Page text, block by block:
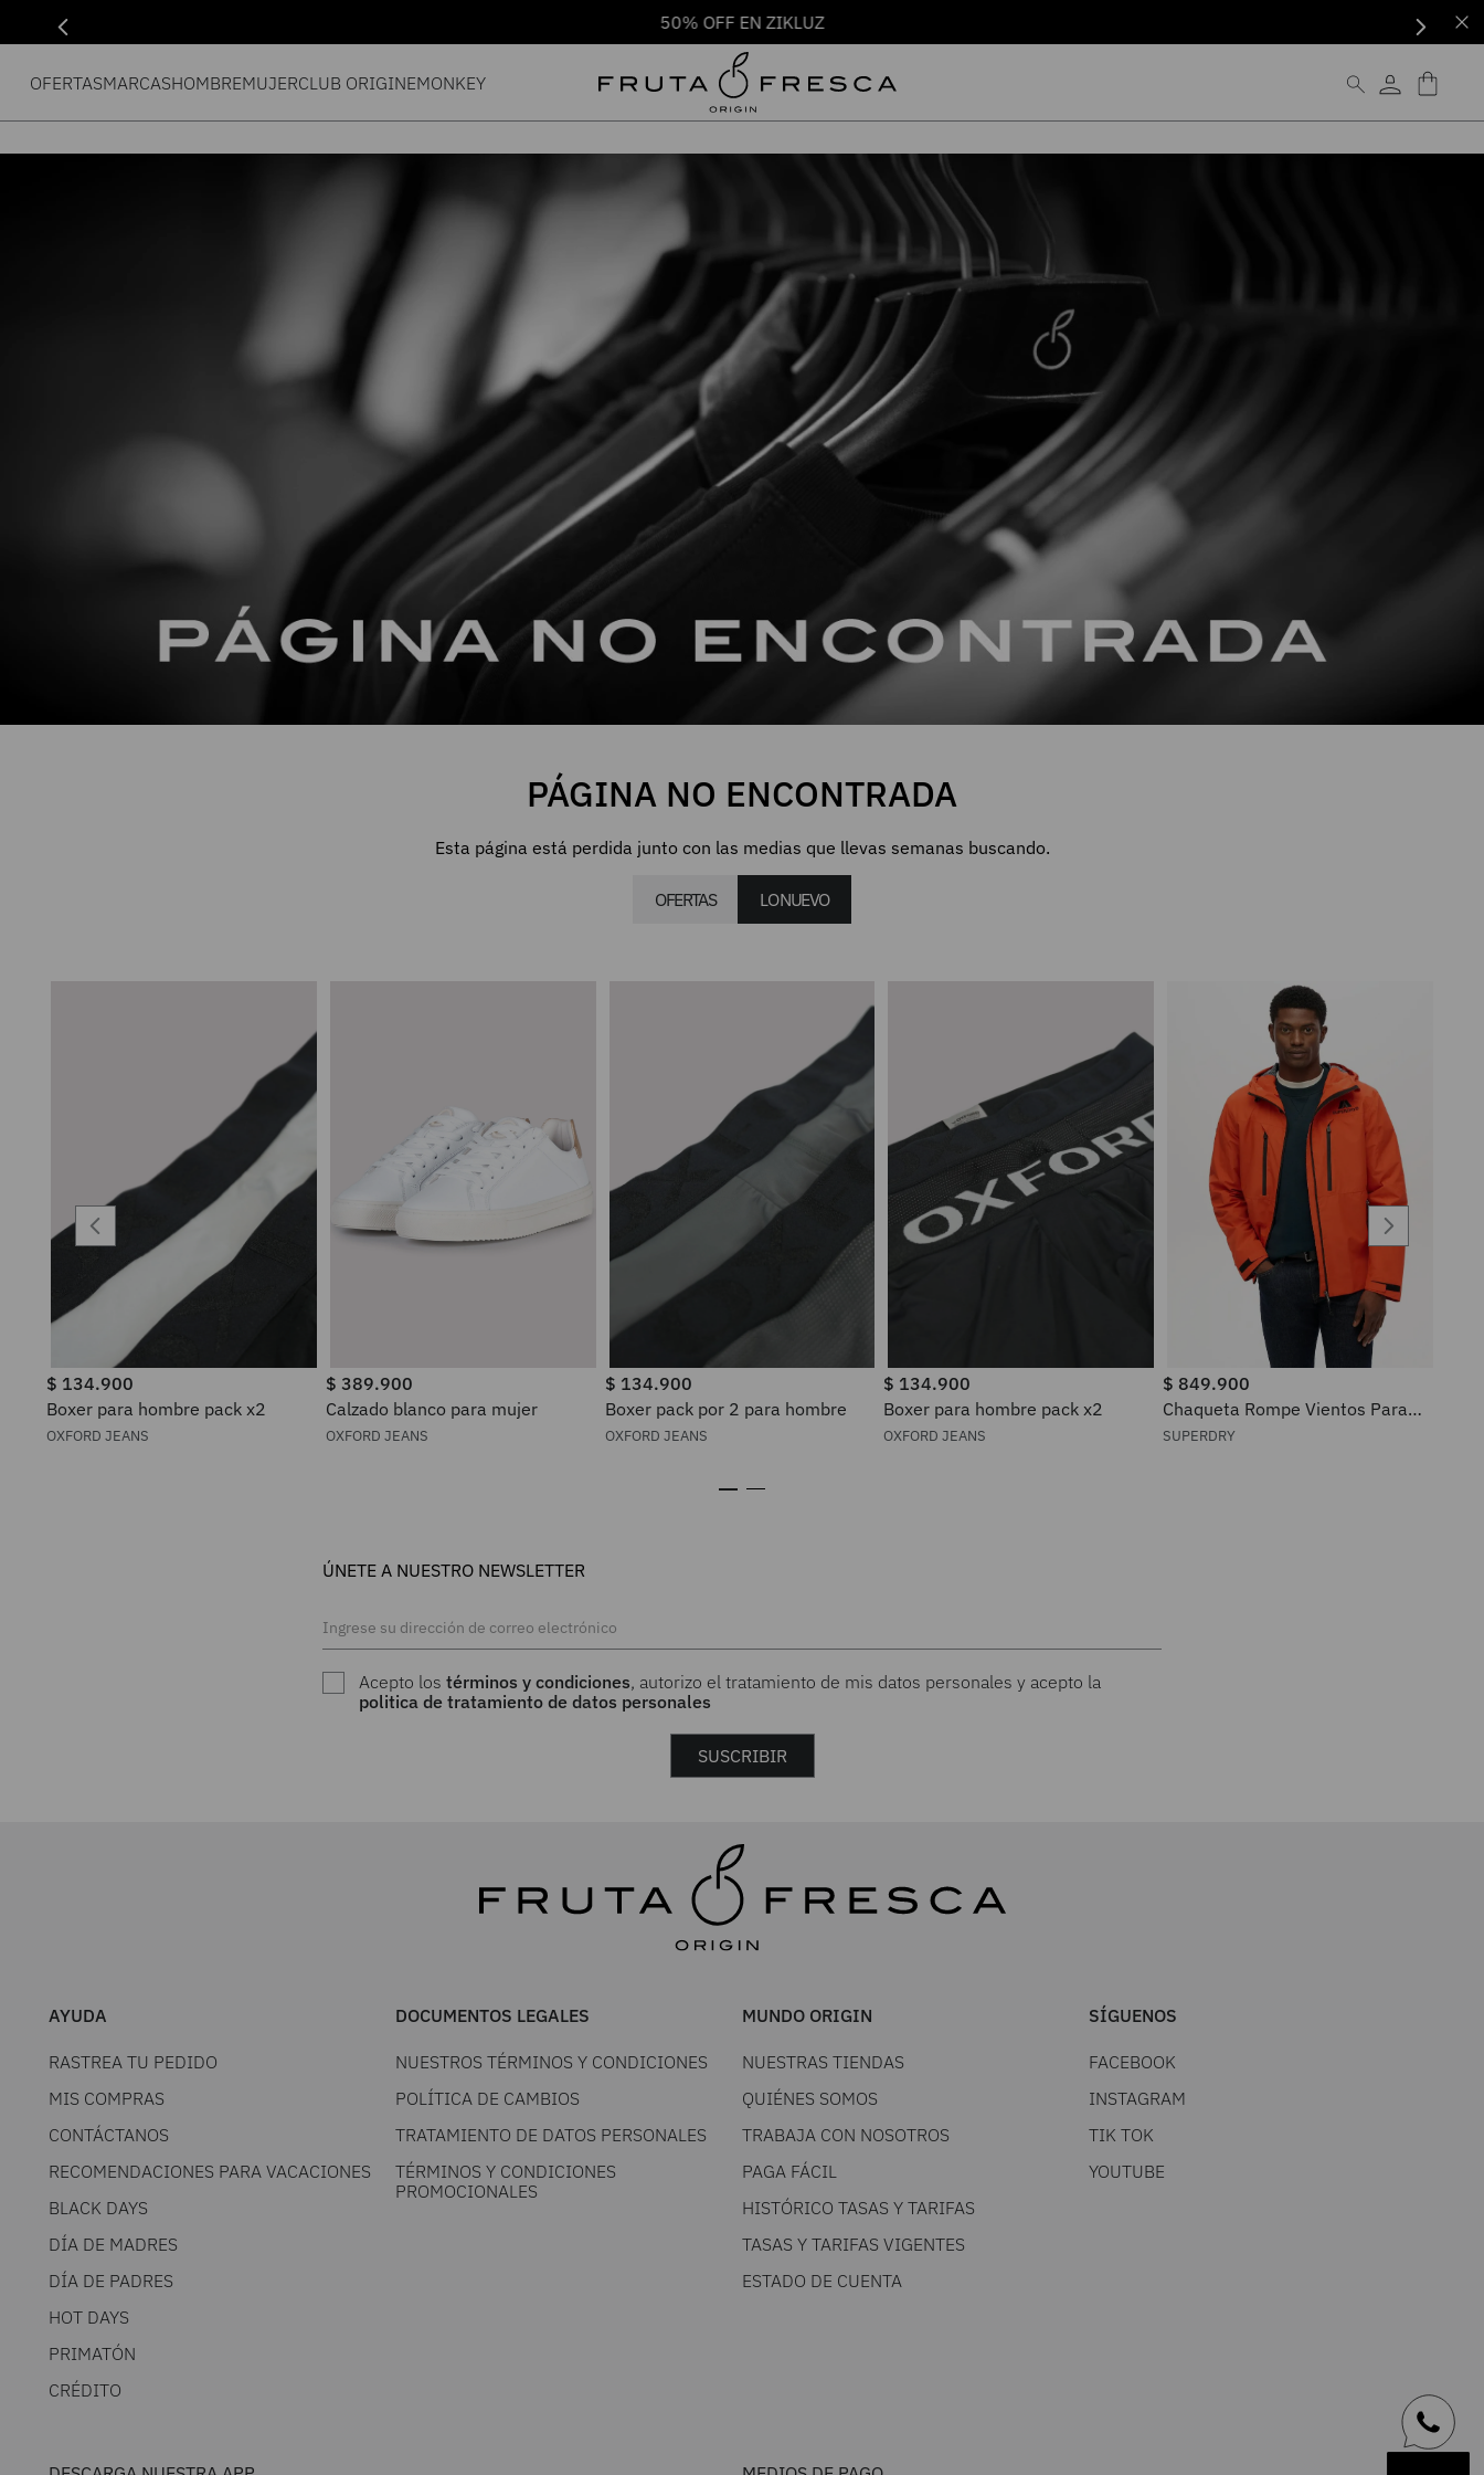
50% OFF EN ZIKLUZ
OFERTASMARCASHOMBREMUJERCLUB ORIGINEMONKEY
PÁGINA NO ENCONTRADA
Esta página está perdida junto con las medias que llevas semanas buscando.
OFERTAS LO NUEVO
$ 134.900
Boxer para hombre pack x2
OXFORD JEANS
$ 389.900
Calzado blanco para mujer
OXFORD JEANS
$ 134.900
Boxer pack por 2 para hombre
OXFORD JEANS
$ 134.900
Boxer para hombre pack x2
OXFORD JEANS
$ 849.900
Chaqueta Rompe Vientos Para
Hombre Waterproof Superdry
SUPERDRY
ÚNETE A NUESTRO NEWSLETTER
Acepto lostérminos y condiciones, autorizo el tratamiento de mis datos personales y acepto la
politica de tratamiento de datos personales
SUSCRIBIR
AYUDA
RASTREA TU PEDIDO
MIS COMPRAS
CONTÁCTANOS
RECOMENDACIONES PARA VACACIONES
BLACK DAYS
DÍA DE MADRES
DÍA DE PADRES
HOT DAYS
PRIMATÓN
CRÉDITO
DOCUMENTOS LEGALES
NUESTROS TÉRMINOS Y CONDICIONES
POLÍTICA DE CAMBIOS
TRATAMIENTO DE DATOS PERSONALES
TÉRMINOS Y CONDICIONES
PROMOCIONALES
MUNDO ORIGIN
NUESTRAS TIENDAS
QUIÉNES SOMOS
TRABAJA CON NOSOTROS
PAGA FÁCIL
HISTÓRICO TASAS Y TARIFAS
TASAS Y TARIFAS VIGENTES
ESTADO DE CUENTA
SÍGUENOS
FACEBOOK
INSTAGRAM
TIK TOK
YOUTUBE